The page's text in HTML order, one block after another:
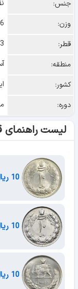
جنس:
وزن:
قطر:
منطقه:
کشور:
دوره:
لیست